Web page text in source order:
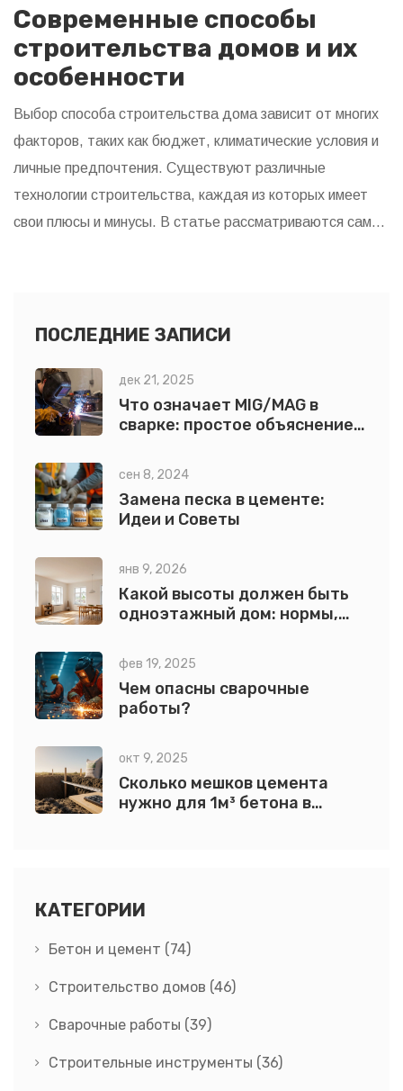
Современные способы
строительства домов и их
особенности
Выбор способа строительства дома зависит от многих
факторов, таких как бюджет, климатические условия и
личные предпочтения. Существуют различные
технологии строительства, каждая из которых имеет
свои плюсы и минусы. В статье рассматриваются самые
на что обратить внимание при планировании
ПОСЛЕДНИЕ ЗАПИСИ
дек 21, 2025
Что означает MIG/MAG в
сварке: простое объяснение
сен 8, 2024
Замена песка в цементе:
Идеи и Советы
янв 9, 2026
Какой высоты должен быть
одноэтажный дом: нормы,
советы
фев 19, 2025
Чем опасны сварочные
работы?
окт 9, 2025
Сколько мешков цемента
нужно для 1м³ бетона в
КАТЕГОРИИ
Бетон и цемент (74)
Строительство домов (46)
Сварочные работы (39)
Строительные инструменты (36)